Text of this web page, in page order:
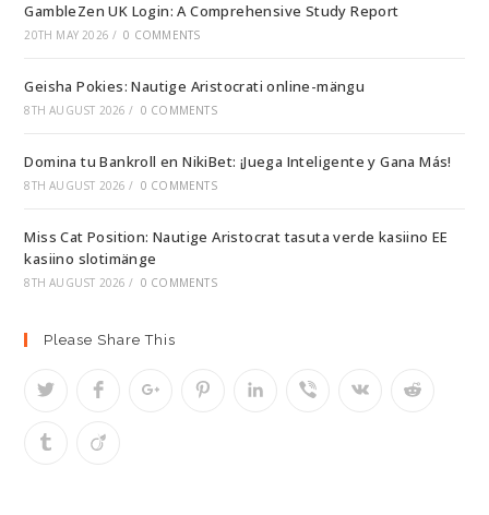
GambleZen UK Login: A Comprehensive Study Report
20TH MAY 2026 / 0 COMMENTS
Geisha Pokies: Nautige Aristocrati online-mängu
8TH AUGUST 2026 / 0 COMMENTS
Domina tu Bankroll en NikiBet: ¡Juega Inteligente y Gana Más!
8TH AUGUST 2026 / 0 COMMENTS
Miss Cat Position: Nautige Aristocrat tasuta verde kasiino EE
kasiino slotimänge
8TH AUGUST 2026 / 0 COMMENTS
Please Share This